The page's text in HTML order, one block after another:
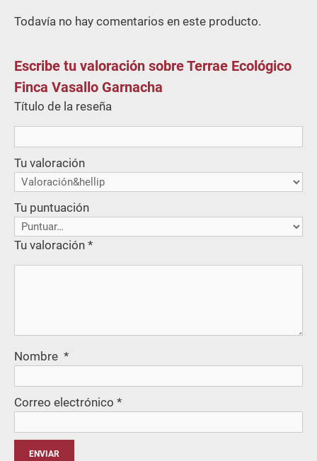
Todavía no hay comentarios en este producto.
Escribe tu valoración sobre Terrae Ecológico
Finca Vasallo Garnacha
Título de la reseña
Tu valoración
Tu puntuación
Tu valoración *
Nombre *
Correo electrónico *